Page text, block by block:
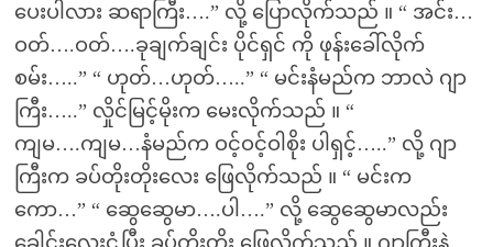
ပေးပါလား ဆရာကြီး….” လို့ ပြောလိုက်သည် ။ “ အင်း…
ဝတ်….ဝတ်….ခုချက်ချင်း ပိုင်ရှင် ကို ဖုန်းခေါ်လိုက်
စမ်း…..” “ ဟုတ်…ဟုတ်…..” “ မင်းနံမည်က ဘာလဲ ဂျာ
ကြီး…..” လှိုင်မြင့်မိုးက မေးလိုက်သည် ။ “
ကျမ….ကျမ…နံမည်က ဝင့်ဝင့်ဝါစိုး ပါရှင့်…..” လို့ ဂျာ
ကြီးက ခပ်တိုးတိုးလေး ဖြေလိုက်သည် ။ “ မင်းက
ကော…” “ ဆွေဆွေမာ….ပါ….” လို့ ဆွေဆွေမာလည်း
ခေါင်းလေးငုံ့ပြီး ခပ်တိုးတိုး ဖြေလိုက်သည် ။ ဂျာကြီးနဲ့